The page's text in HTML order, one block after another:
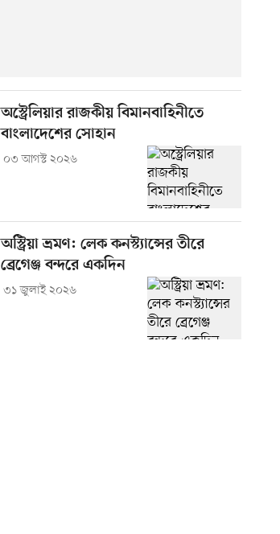
অস্ট্রেলিয়ার রাজকীয় বিমানবাহিনীতে
বাংলাদেশের সোহান
০৩ আগস্ট ২০২৬
অস্ট্রিয়া ভ্রমণ: লেক কনস্ট্যান্সের তীরে
ব্রেগেঞ্জ বন্দরে একদিন
৩১ জুলাই ২০২৬